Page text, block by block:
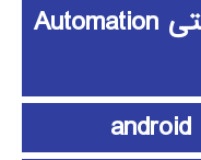
آموزش اتوماسیون صنعتی Automation